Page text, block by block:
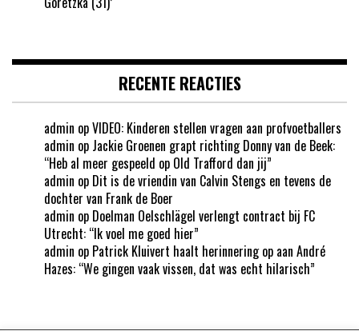
RECENTE REACTIES
admin opVIDEO: Kinderen stellen vragen aan profvoetballers
admin op Jackie Groenen grapt richting Donny van de Beek:
“Heb al meer gespeeld op Old Trafford dan jij”
admin op Dit is de vriendin van Calvin Stengs en tevens de
dochter van Frank de Boer
admin op Doelman Oelschlägel verlengt contract bij FC
Utrecht: “Ik voel me goed hier”
admin op Patrick Kluivert haalt herinnering op aan André
Hazes: “We gingen vaak vissen, dat was echt hilarisch”